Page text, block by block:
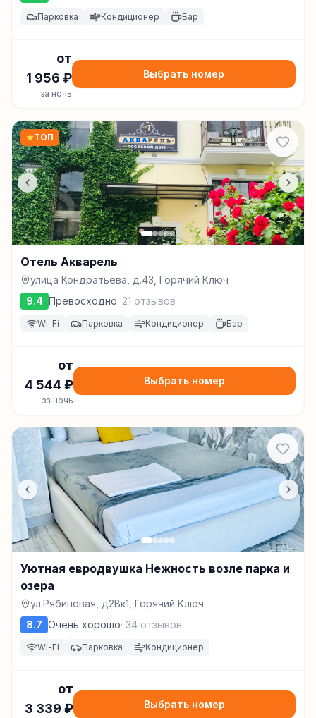
Парковка Кондиционер Бар
от
1 956 ₽
за ночь
Выбрать номер
★ТОП
Отель Акварель
улица Кондратьева, д.43, Горячий Ключ
9.4 Превосходно· 21 отзывов
Wi-Fi Парковка Кондиционер Бар
от
4 544 ₽
за ночь
Выбрать номер
Уютная евродвушка Нежность возле парка и
озера
ул.Рябиновая, д2Вк1, Горячий Ключ
8.7 Очень хорошо· 34 отзывов
Wi-Fi Парковка Кондиционер
от
3 339 ₽ Выбрать номер